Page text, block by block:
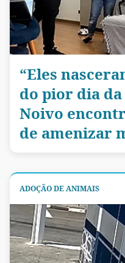
“Eles
do pior dia
Noivo
de amenizar
ADOÇÃO DE ANIMAIS